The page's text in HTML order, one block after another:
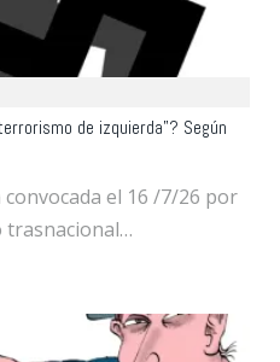
de izquierda”? Según
el 16 /7/26 por
trasnacional…